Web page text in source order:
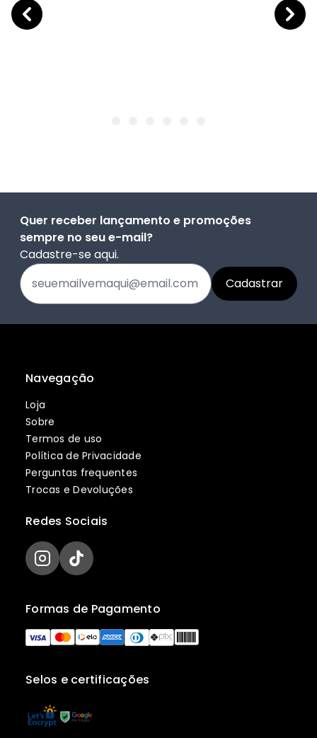
Quer receber lançamento e promoções
sempre no seu e-mail?
Cadastre-se aqui.
Navegação
Loja
Sobre
Termos de uso
Política de Privacidade
Perguntas frequentes
Trocas e Devoluções
Selos e certificações
Formas de Pagamento
Redes Sociais